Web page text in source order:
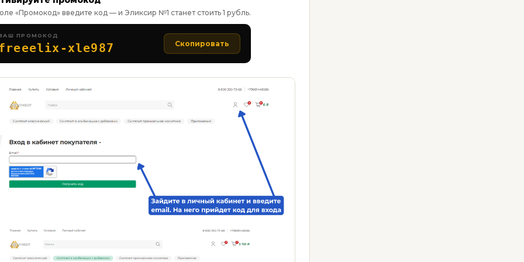
«Промокод» введите код — и Эликсир №1 станет стоить 1 рубль.
ПРОМОКОД
xle987 Скопировать